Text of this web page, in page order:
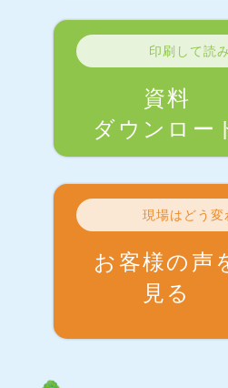
印刷して読
資料
ダウンロー
現場はどう変
お客様の声
見る